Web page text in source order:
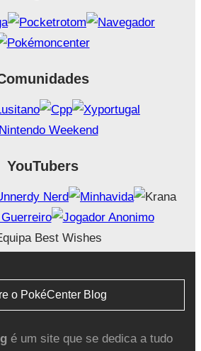
YouTubers
o PokéCenter Blog
é um site que se dedica a tudo